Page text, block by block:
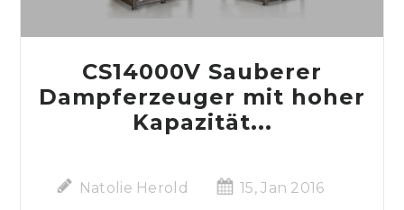
CS14000V Sauberer
Dampferzeuger mit hoher
Kapazität...
Natolie Herold 15, Jan 2016